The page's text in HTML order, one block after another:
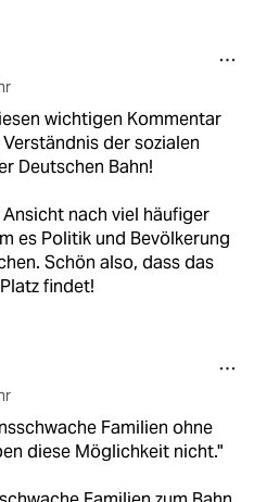
wichtigen Kommentar
der sozialen
Deutschen Bahn!
nach viel häufiger
es Politik und Bevölkerung
Schön also, dass das
findet!
Familien ohne
diese Möglichkeit nicht."